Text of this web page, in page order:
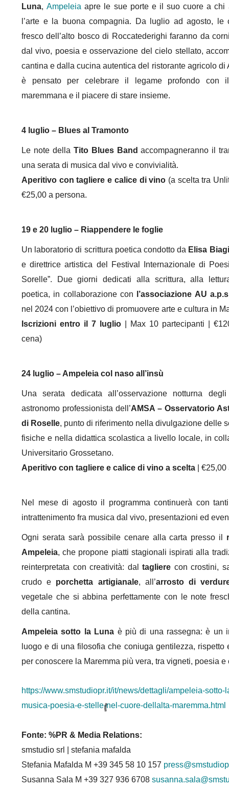
Luna,Ampeleia apre le sue porte e il suo cuore a chi
l’arte e la buona compagnia. Da luglio ad agosto,
fresco dell’alto bosco di Roccatederighi faranno da
dal vivo, poesia e osservazione del cielo stellato,
cantina e dalla cucina autentica del ristorante agricolo di
è pensato per celebrare il legame profondo con
maremmana e il piacere di stare insieme.
4 luglio – Blues al Tramonto
Le note della Tito Blues Band accompagneranno il
una serata di musica dal vivo e convivialità.
Aperitivo con tagliere e calice di vino (a scelta tra
€25,00 a persona.
19 e 20 luglio – Riappendere le foglie
Un laboratorio di scrittura poetica condotto da Elisa
e direttrice artistica del Festival Internazionale di
Sorelle”. Due giorni dedicati alla scrittura, alla
poetica, in collaborazione con
l’associazione AU
nel 2024 con l’obiettivo di promuovere arte e cultura in
Iscrizioni entro il 7 luglio | Max 10 partecipanti |
cena)
24 luglio – Ampeleia col naso all’insù
Una serata dedicata all’osservazione notturna
astronomo professionista dell’AMSA – Osservatorio
di Roselle, punto di riferimento nella divulgazione delle
fisiche e nella didattica scolastica a livello locale, in
Universitario Grossetano.
Aperitivo con tagliere e calice di vino a scelta |
Nel mese di agosto il programma continuerà con
intrattenimento fra musica dal vivo, presentazioni ed
Ogni serata sarà possibile cenare alla carta presso il
Ampeleia, che propone piatti stagionali ispirati alla
reinterpretata con creatività: dal tagliere con crostini,
crudo e porchetta artigianale, all’arrosto di
vegetale che si abbina perfettamente con le note
della cantina.
Ampeleia sotto la Luna è più di una rassegna: è un
luogo e di una filosofia che coniuga gentilezza, rispetto
per conoscere la Maremma più vera, tra vigneti, poesia e
https://www.smstudiopr.it/it/news/dettagli/ampeleia-sotto-
musica-poesia-e-stelle-nel-cuore-dellalta-maremma.html
Fonte: %PR & Media Relations:
smstudio srl | stefania mafalda
Stefania Mafalda M +39 345 58 10 157
Susanna Sala M +39 327 936 6708